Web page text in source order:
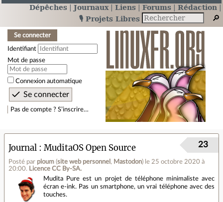
Dépêches Journaux Liens Forums
Rédaction
🎙️ Projets Libres
Se connecter
Identifiant
Mot de passe
Connexion automatique
Pas de compte ? S’inscrire…
Journal MuditaOS Open Source
Posté par ploum (site web personnel , Mastodon) le 25 octobre 2020 à
20:00. Licence CC By‑SA.
23
Mudita Pure est un projet de téléphone minimaliste avec
écran e-ink. Pas un smartphone, un vrai téléphone avec des
touches.